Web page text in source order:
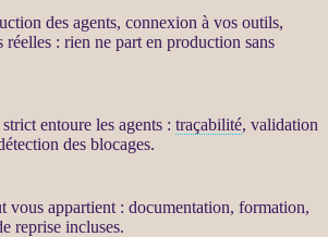
des agents, connexion à vos outils,
réelles : rien ne part en production sans
entoure les agents: traçabilité, validation
des blocages.
vous appartient : documentation, formation,
reprise incluses.